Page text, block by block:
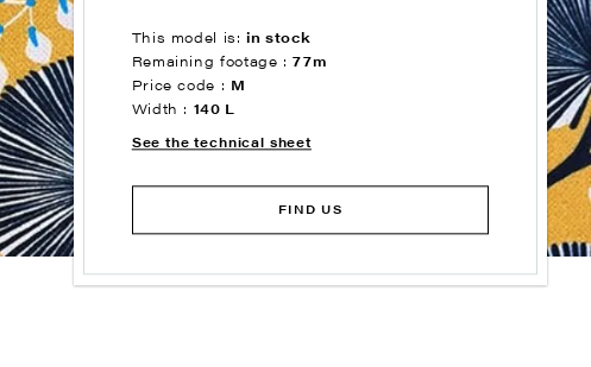
This model is:in stock
Remaining footage :77m
Price code : M
Width : 140 L
See the technical sheet
FIND US